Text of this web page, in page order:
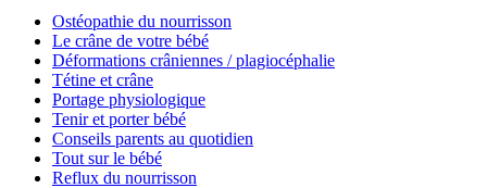
Ostéopathie du nourrisson
Le crâne de votre bébé
Déformations crâniennes / plagiocéphalie
Tétine et crâne
Portage physiologique
Tenir et porter bébé
Conseils parents au quotidien
Tout sur le bébé
Reflux du nourrisson